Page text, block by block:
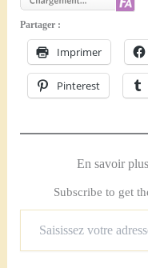
Partager :
Imprimer
Pinterest
En savoir
Subscribe to get
votre
adresse